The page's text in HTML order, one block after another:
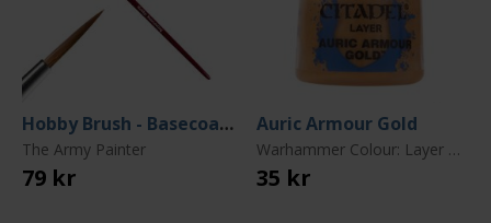
Hobby Brush - Basecoating
The Army Painter
79 kr
Auric Armour Gold
Warhammer Colour: Layer Paint
35 kr